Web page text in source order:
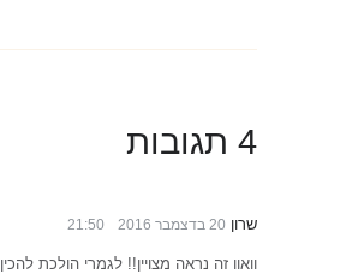
4 תגובות
שרון 20 בדצמבר 2016 21:50
וואוו זה נראה מצויין!! לגמרי הולכת להכין